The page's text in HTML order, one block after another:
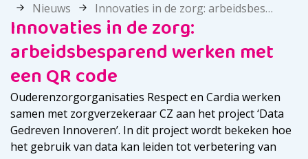
Nieuws Innovaties in de zorg: arbeidsbesparend werken met een QR code
Innovaties in de zorg:
arbeidsbesparend werken met
een QR code
Ouderenzorgorganisaties Respect en Cardia werken
samen met zorgverzekeraar CZ aan het project ‘Data
Gedreven Innoveren’. In dit project wordt bekeken hoe
het gebruik van data kan leiden tot verbetering van